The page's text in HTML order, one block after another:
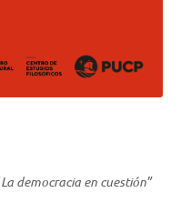
La democracia en cuestión”